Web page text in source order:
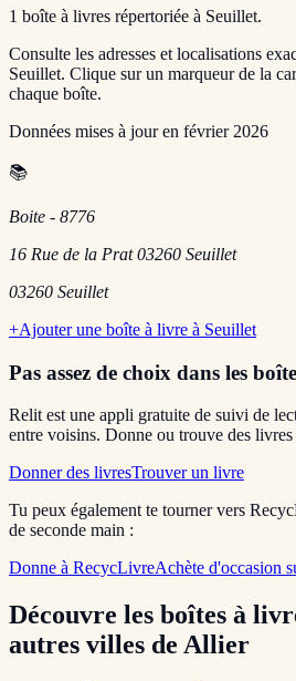
1 boîte à livres répertoriée à Seuillet.
Consulte les adresses et localisations
Seuillet. Clique sur un marqueur de la
chaque boîte.
Données mises à jour en février 2026
📚
Boite - 8776
16 Rue de la Prat 03260 Seuillet
03260 Seuillet
+Ajouter une boîte à livre à Seuillet
Pas assez de choix dans les
Relit est une appli gratuite de suivi de
entre voisins. Donne ou trouve des livres
Donner des livresTrouver un livre
Tu peux également te tourner vers
de seconde main :
Donne à RecycLivreAchète d'occasion
Découvre les boîtes à
autres villes de Allier